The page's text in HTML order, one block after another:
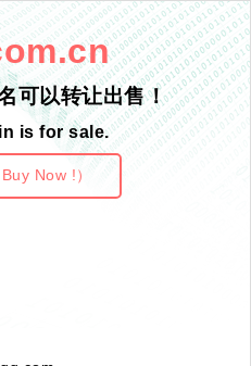
可以转让出售！
is for sale.
Now !）